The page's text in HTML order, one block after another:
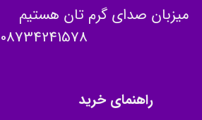
میزبان صدای گرم تان هستیم
08734241578
راهنمای خرید